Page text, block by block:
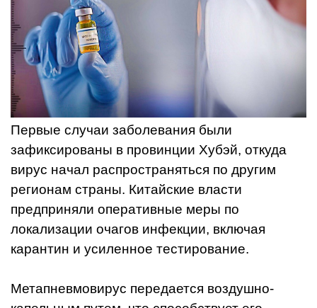
Первые случаи заболевания были
зафиксированы в провинции Хубэй, откуда
вирус начал распространяться по другим
регионам страны. Китайские власти
предприняли оперативные меры по
локализации очагов инфекции, включая
карантин и усиленное тестирование.
Метапневмовирус передается воздушно-